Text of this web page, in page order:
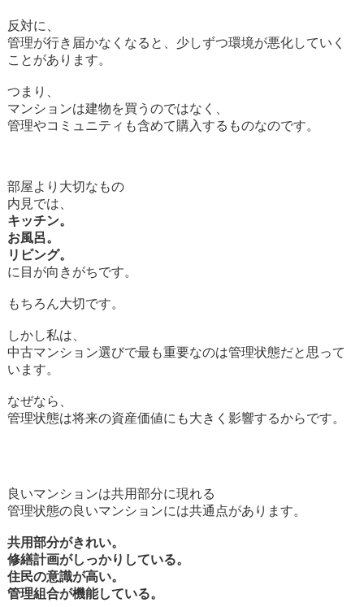
反対に、
管理が行き届かなくなると、少しずつ環境が悪化していく
ことがあります。
つまり、
マンションは建物を買うのではなく、
管理やコミュニティも含めて購入するものなのです。
部屋より大切なもの
内見では、
キッチン。
お風呂。
リビング。
に目が向きがちです。
もちろん大切です。
しかし私は、
中古マンション選びで最も重要なのは管理状態だと思って
います。
なぜなら、
管理状態は将来の資産価値にも大きく影響するからです。
良いマンションは共用部分に現れる
管理状態の良いマンションには共通点があります。
共用部分がきれい。
修繕計画がしっかりしている。
住民の意識が高い。
管理組合が機能している。